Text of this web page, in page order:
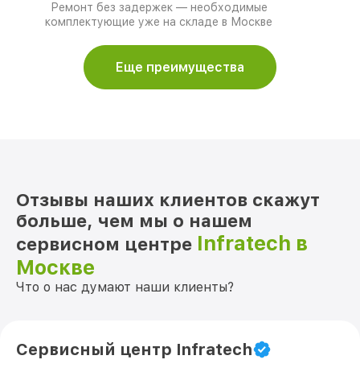
Ремонт без задержек — необходимые
комплектующие уже на складе в Москве
Еще преимущества
Отзывы наших клиентов скажут
больше, чем мы о нашем
сервисном центре Infratech в
Москве
Что о нас думают наши клиенты?
Сервисный центр Infratech